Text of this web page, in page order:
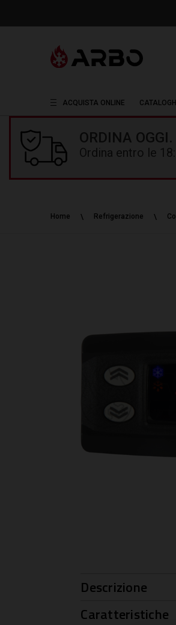
ACQUISTA ONLINE CATALOGHI
ORDINA
Ordina entro le
Home Refrigerazione
Descrizione
Caratteristiche